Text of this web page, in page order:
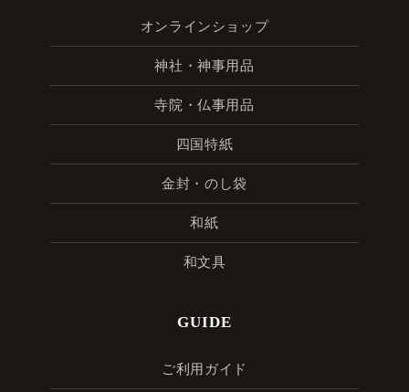
オンラインショップ
神社・神事用品
寺院・仏事用品
四国特紙
金封・のし袋
和紙
和文具
GUIDE
ご利用ガイド